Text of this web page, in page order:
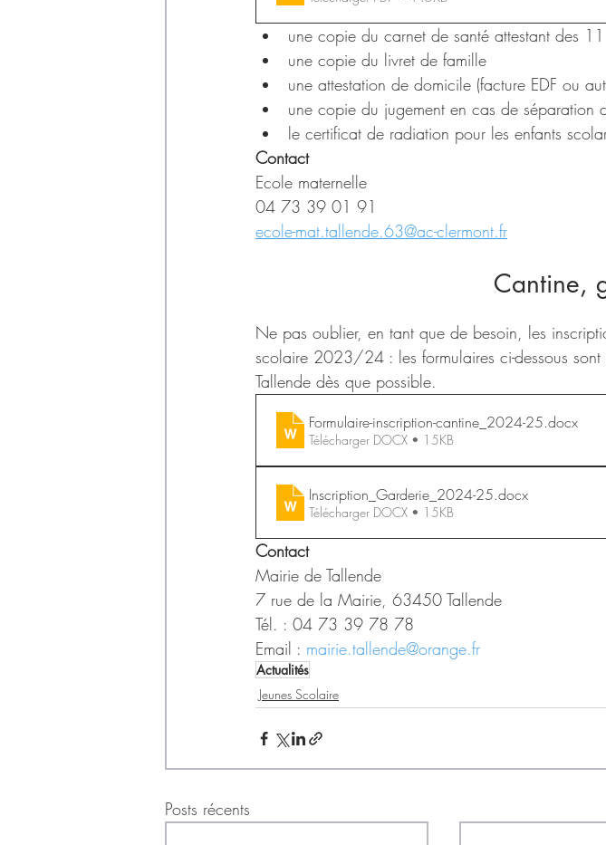
une copie du carnet de santé attestant des
une copie du livret de famille
une attestation de domicile (facture EDF ou
une copie du jugement en cas de séparation
le certificat de radiation pour les enfants
Contact
Ecole maternelle
04 73 39 01 91
ecole-mat.tallende.63@ac-clermont.fr
Cantine,
Ne pas oublier, en tant que de besoin, les
scolaire 2023/24 : les formulaires ci-dessous
Tallende dès que possible.
Formulaire-inscription-cantine_2024-25.docx
Télécharger DOCX • 15KB
Inscription_Garderie_2024-25.docx
Télécharger DOCX • 15KB
Contact
Mairie de Tallende
7 rue de la Mairie, 63450 Tallende
Tél. : 04 73 39 78 78​
Email : mairie.tallende@orange.fr
Actualités
Jeunes Scolaire
Posts récents